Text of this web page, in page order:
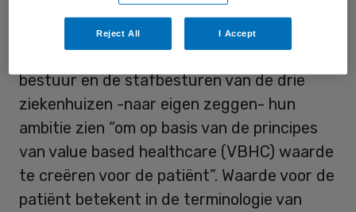
Met de recente ondertekening van een
intentieverklaring laten de raden van
bestuur en de stafbesturen van de drie
ziekenhuizen -naar eigen zeggen- hun
ambitie zien “om op basis van de principes
van value based healthcare (VBHC) waarde
te creëren voor de patiënt”. Waarde voor de
patiënt betekent in de terminologie van
Reject All I Accept